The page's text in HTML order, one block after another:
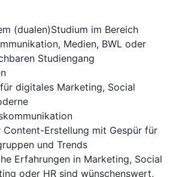
(dualen)Studium im Bereich
Medien, BWL oder
Studiengang
digitales Marketing, Social
Content-Erstellung mit Gespür für
und Trends
Erfahrungen in Marketing, Social
oder HR sind wünschenswert,